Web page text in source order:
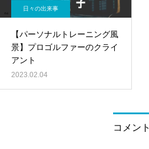
日々の出来事
【パーソナルトレーニング風
景】プロゴルファーのクライ
アント
2023.02.04
コメント